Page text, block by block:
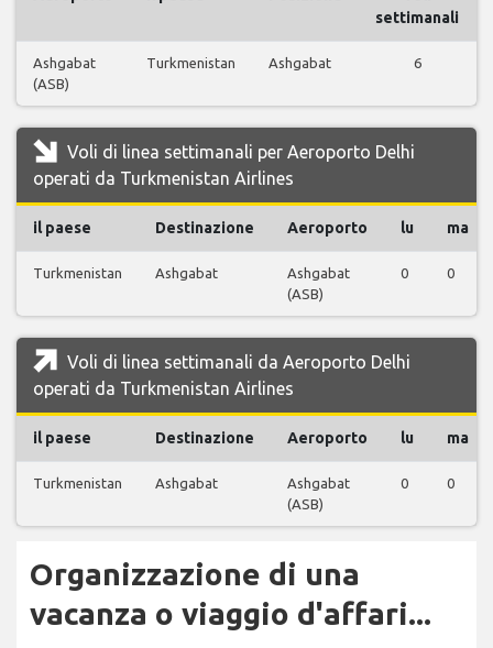
settimanali
Ashgabat
(ASB)
Turkmenistan Ashgabat 6
Voli di linea settimanali per Aeroporto Delhi
operati da Turkmenistan Airlines
il paese Destinazione Aeroporto lu ma
Turkmenistan Ashgabat
Ashgabat
(ASB)
0 0
Voli di linea settimanali da Aeroporto Delhi
operati da Turkmenistan Airlines
il paese Destinazione Aeroporto lu ma
Turkmenistan Ashgabat
Ashgabat
(ASB)
0 0
Organizzazione di una
vacanza o viaggio d'affari...